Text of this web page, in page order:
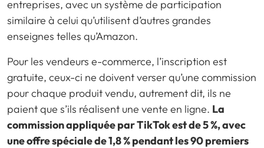
entreprises, avec un système de participation
similaire à celui qu’utilisent d’autres grandes
enseignes telles qu’Amazon.
Pour les vendeurs e-commerce, l’inscription est
gratuite, ceux-ci ne doivent verser qu’une commission
pour chaque produit vendu, autrement dit, ils ne
paient que s’ils réalisent une vente en ligne. La
commission appliquée par TikTok est de 5 %, avec
une offre spéciale de 1,8 % pendant les 90 premiers